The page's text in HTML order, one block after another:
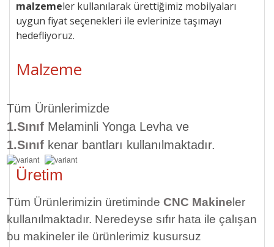
malzemeler kullanılarak ürettiğimiz mobilyaları
uygun fiyat seçenekleri ile evlerinize taşımayı
hedefliyoruz.
Malzeme
Tüm Ürünlerimizde
1.Sınıf Melaminli Yonga Levha ve
1.Sınıf kenar bantları kullanılmaktadır.
Üretim
Tüm Ürünlerimizin üretiminde CNC Makineler
kullanılmaktadır. Neredeyse sıfır hata ile çalışan
bu makineler ile ürünlerimiz kusursuz